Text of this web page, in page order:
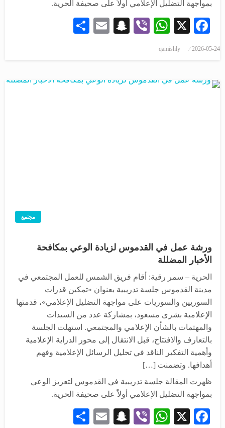
بمواجهة التضليل الإعلامي أولاً على صحيفة الحرية.
Facebook
X
WhatsApp
Viber
Snapchat
Email
2026-05-24
qamishly
مجتمع
ورشة عمل في القدموس لزيادة الوعي بمكافحة
الأخبار المضللة
الحرية – سمر رقية: أقام فريق الشمس للعمل المجتمعي في
مدينة القدموس جلسة تدريبية بعنوان «تمكين قدرات
السوريين والسوريات على مواجهة التضليل الإعلامي»، قدمتها
الإعلامية بشرى مسعود، بمشاركة عدد من السيدات
والمهتمات بالشأن الإعلامي والمجتمعي. استهلت الجلسة
بالتعارف والافتتاح، قبل الانتقال إلى محور الدراية الإعلامية
وأهمية التفكير الناقد في تحليل الرسائل الإعلامية وفهم
أهدافها. وتضمنت […]
ظهرت المقالة جلسة تدريبية في القدموس لتعزيز الوعي
بمواجهة التضليل الإعلامي أولاً على صحيفة الحرية.
Facebook
X
WhatsApp
Viber
Snapchat
Email